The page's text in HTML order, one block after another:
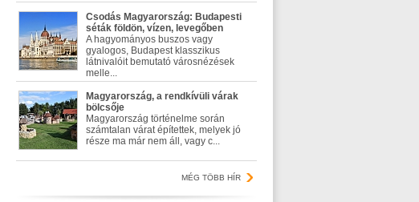
Csodás Magyarország: Budapesti
séták földön, vízen, levegőben
A hagyományos buszos vagy
gyalogos, Budapest klasszikus
látnivalóit bemutató városnézések
melle...
Magyarország, a rendkívüli várak
bölcsője
Magyarország történelme során
számtalan várat építettek, melyek jó
része ma már nem áll, vagy c...
MÉG TÖBB HÍR